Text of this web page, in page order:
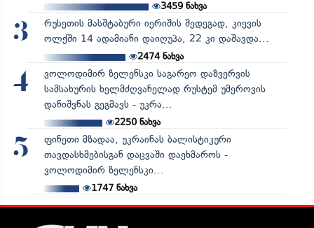
3459ნახვა
3
რუსეთის მასშტაბური იერიშის შედეგად, კიევის
ოლქში 14 ადამიანი დაიღუპა, 22 კი დაშავდა...
2474ნახვა
4
ვოლოდიმირ ზელენსკი საგარეო დაზვერვის
სამსახურის ხელმძღვანელად რუსტემ უმეროვის
დანიშვნას გეგმავს - უკრა...
2250ნახვა
5
ფინეთი მზადაა, უკრაინას ბალისტიკური
თავდასხმებისგან დაცვაში დაეხმაროს -
ვოლოდიმირ ზელენსკი...
1747ნახვა